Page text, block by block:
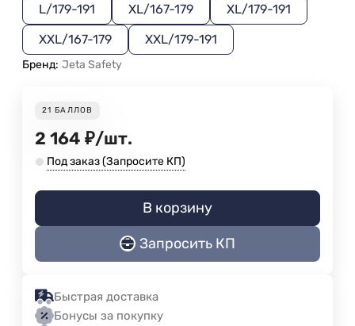
L/179-191
XL/167-179
XL/179-191
XXL/167-179
XXL/179-191
Бренд: Jeta Safety
21 БАЛЛОВ
2 164 ₽/шт.
Под заказ (Запросите КП)
В корзину
Запросить КП
Быстрая доставка
Бонусы за покупку